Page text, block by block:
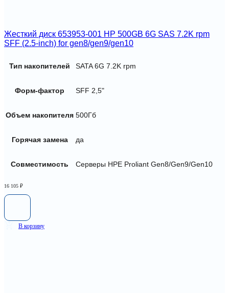
Жесткий диск 653953-001 HP 500GB 6G SAS 7.2K rpm
SFF (2.5-inch) for gen8/gen9/gen10
Тип накопителей SATA 6G 7.2K rpm
Форм-фактор SFF 2,5"
Объем накопителя 500Гб
Горячая замена да
Совместимость Серверы HPE Proliant Gen8/Gen9/Gen10
16 105 ₽
В корзину